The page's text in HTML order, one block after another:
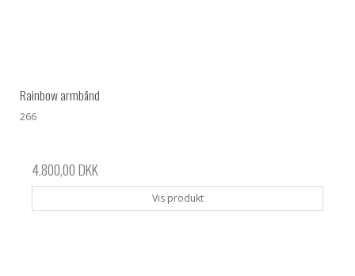
Rainbow armbånd
266
4.800,00 DKK
Vis produkt